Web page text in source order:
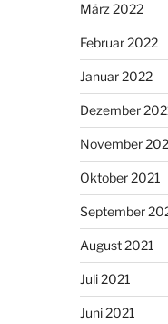
März 2022
Februar 2022
Januar 2022
Dezember
November
Oktober 2021
September
August 2021
Juli 2021
Juni 2021